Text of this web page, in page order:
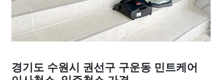
경기도 수원시 권선구 구운동 민트케어